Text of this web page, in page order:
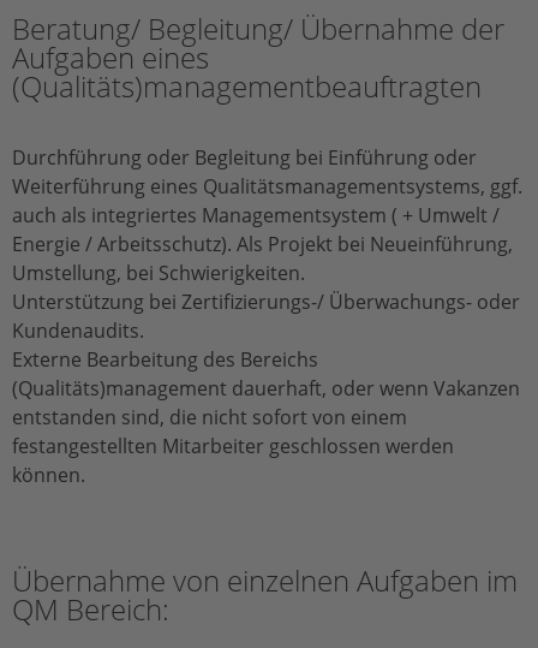
Beratung/ Begleitung/ Übernahme der
Aufgaben eines
(Qualitäts)managementbeauftragten
Durchführung oder Begleitung bei Einführung oder
Weiterführung eines Qualitätsmanagementsystems, ggf.
auch als integriertes Managementsystem ( + Umwelt /
Energie / Arbeitsschutz). Als Projekt bei Neueinführung,
Umstellung, bei Schwierigkeiten.
Unterstützung bei Zertifizierungs-/ Überwachungs- oder
Kundenaudits.
Externe Bearbeitung des Bereichs
(Qualitäts)management dauerhaft, oder wenn Vakanzen
entstanden sind, die nicht sofort von einem
festangestellten Mitarbeiter geschlossen werden
können.
Übernahme von einzelnen Aufgaben im
QM Bereich: